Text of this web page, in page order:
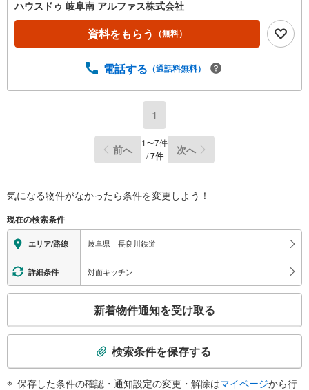
ハウスドゥ 岐阜南 アルファス株式会社
資料をもらう （無料）
電話する （通話料無料）
1
前へ 1〜7件
/7件 次へ
気になる物件がなかったら条件を変更しよう！
現在の検索条件
エリア/路線 岐阜県｜長良川鉄道
詳細条件 対面キッチン
検
新着物件通知を受け取る
検索条件を保存する
保存した条件の確認・通知設定の変更・解除はマイページから行